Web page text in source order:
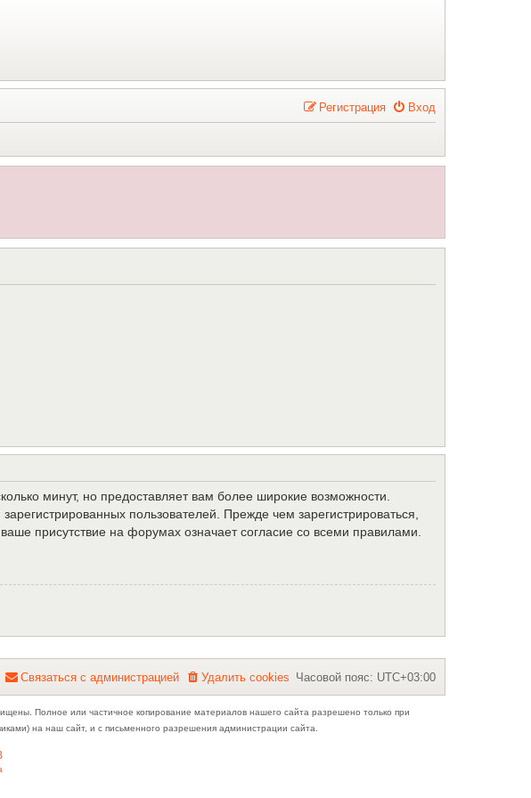
Вход
Регистрация
минут, но предоставляет вам более широкие возможности.
пользователей. Прежде чем зарегистрироваться,
присутствие на форумах означает согласие со всеми правилами.
Часовой пояс: UTC+03:00
Удалить cookies
Связаться с администрацией
Полное или частичное копирование материалов нашего сайта разрешено только при
на наш сайт, и с письменного разрешения администрации сайта.